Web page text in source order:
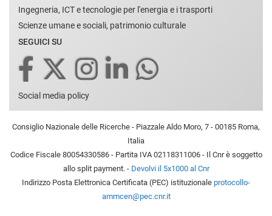
Ingegneria, ICT e tecnologie per l'energia e i trasporti
Scienze umane e sociali, patrimonio culturale
SEGUICI SU
Social media policy
Consiglio Nazionale delle Ricerche - Piazzale Aldo Moro, 7 - 00185 Roma,
Italia
Codice Fiscale 80054330586 - Partita IVA 02118311006 - Il Cnr è soggetto
allo split payment. - Devolvi il 5x1000 al Cnr
Indirizzo Posta Elettronica Certificata (PEC) istituzionale protocollo-
ammcen@pec.cnr.it